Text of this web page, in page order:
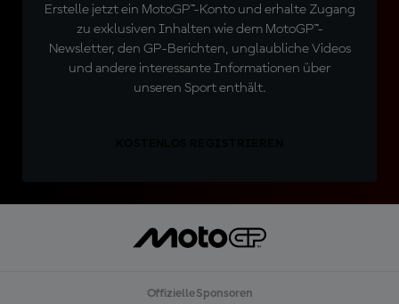
Erstelle jetzt ein MotoGP™-Konto und erhalte Zugang
zu exklusiven Inhalten wie dem MotoGP™-
Newsletter, den GP-Berichten, unglaubliche Videos
und andere interessante Informationen über
unseren Sport enthält.
Offizielle Sponsoren